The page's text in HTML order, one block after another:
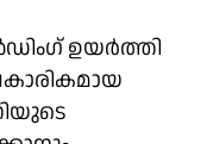
ഉയര്‍ത്തി